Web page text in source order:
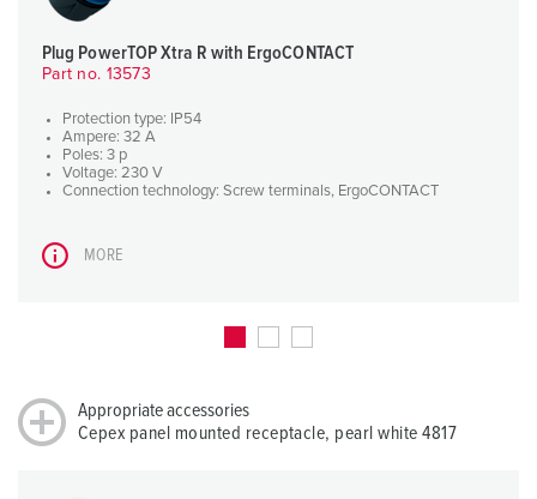
Plug PowerTOP Xtra R with ErgoCONTACT
Part no. 13573
Protection type: IP54
Ampere: 32 A
Poles: 3 p
Voltage: 230 V
Connection technology: Screw terminals, ErgoCONTACT
MORE
Appropriate accessories
Cepex panel mounted receptacle, pearl white 4817